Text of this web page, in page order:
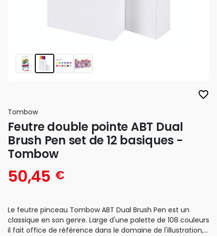
favorite_border
Tombow
Feutre double pointe ABT Dual
Brush Pen set de 12 basiques -
Tombow
50,45 €
Le feutre pinceau Tombow ABT Dual Brush Pen est un
classique en son genre. Large d'une palette de 108 couleurs
il fait office de référence dans le domaine de l'illustration,...